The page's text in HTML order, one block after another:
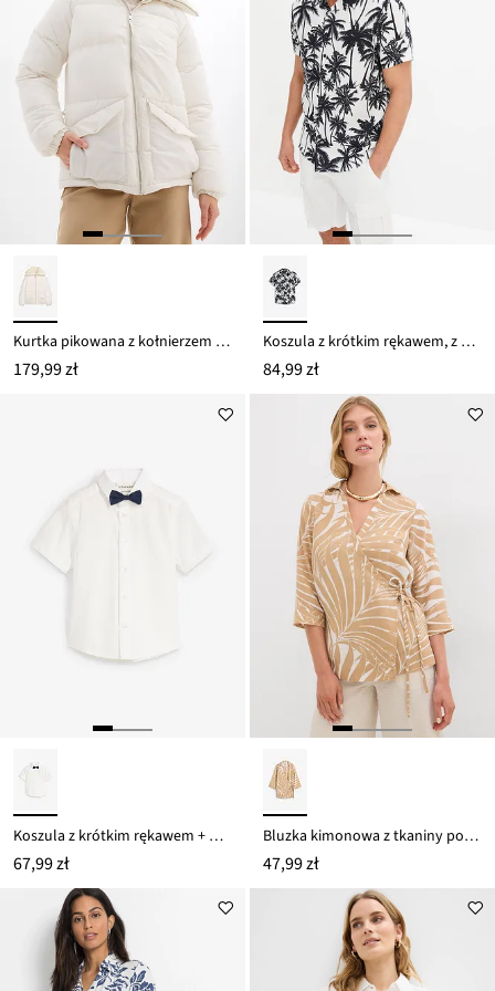
Kurtka pikowana z kołnierzem wykładanym kożuszkiem
179,99 zł
Koszula z krótkim rękawem, z wiskozy, slim fit
84,99 zł
Koszula z krótkim rękawem + mucha z czystej bawełny (2 części)
67,99 zł
Bluzka kimonowa z tkaniny podobnej do lnu
47,99 zł